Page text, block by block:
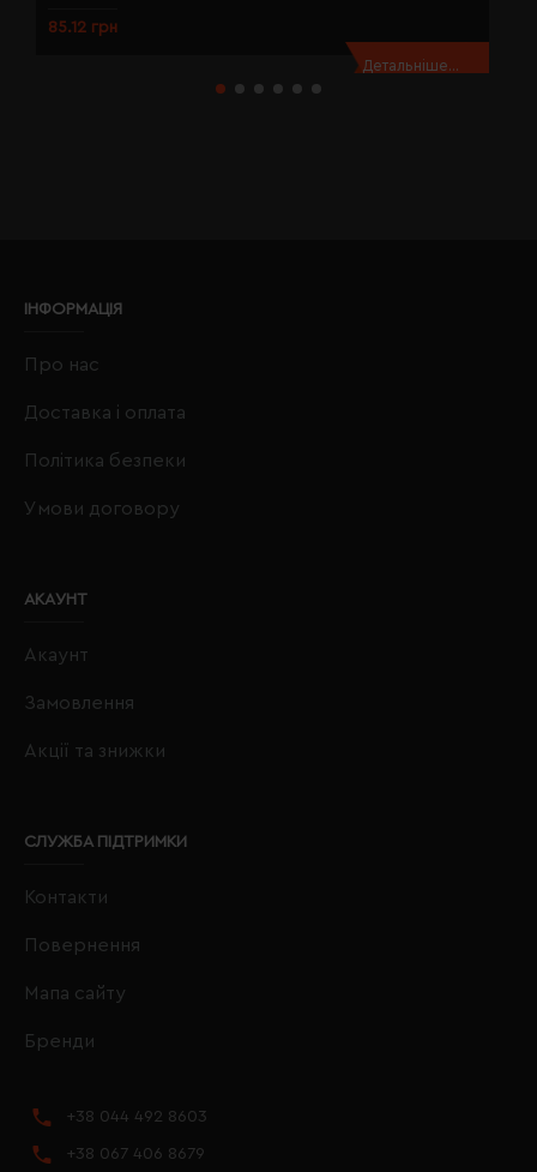
85.12 грн
Детальніше...
ІНФОРМАЦІЯ
Про нас
Доставка і оплата
Політика безпеки
Умови договору
АКАУНТ
Акаунт
Замовлення
Акції та знижки
СЛУЖБА ПІДТРИМКИ
Контакти
Повернення
Мапа сайту
Бренди
+38 044 492 8603
+38 067 406 8679